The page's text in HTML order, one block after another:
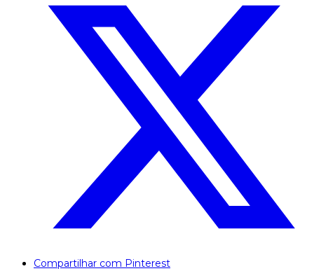
Compartilhar com Pinterest